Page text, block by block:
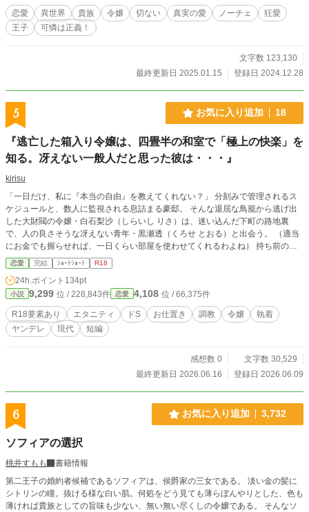
しい微修正が入ります。 「間を置いて二度美味しい」とご笑覧下さい。 ❇登場
人物のお名前が他作品とダダ被りしておりますが、皆様別人でございます。 ❇
相変わらずの100%妄想の産物です。妄想なので史実とは異なっております。 ❇
疲れたお心とお身体を妄想で癒やして頂けますと泳ぎ甲斐があります。 ❇座右
の銘は「知らないことは書けない」「嘘をつくなら最後まで」
恋愛 異世界 貴族 令嬢 切ない 真実の愛 ノーチェ
狂愛
王子
可憐は正義！
文字数 123,130
最終更新日 2025.01.15
登録日 2024.12.28
5 お気に入り追加 18
『逃亡した箱入り令嬢は、四畳半の和室で「極上の快楽」を
知る。冴えない一般人だと思った彼は・・・』
kirisu
「一日だけ、私に『本当の自由』を教えてくれない？」 分刻みで管理されるス
ケジュールと、数人に監視される息詰まる豪邸。 そんな退屈な鳥籠から逃げ出
した大財閥の令嬢・白石梨沙（しらいし りさ）は、迷い込んだ下町の路地裏
で、人の良さそうな冴えない青年・黒瀬透（くろせ とおる）と出会う。 （適当
にお金でも握らせれば、一日くらい部屋を使わせてくれるわよね） 持ち前の高
飛車な態度で彼を「チョロい男」と見下し、梨沙は黒瀬の住む古い四畳半のアパ
ートへ強引に上がり込んだ。 ボロボロの畳でむさ苦しい部屋に顔をしかめつつ
も、彼が淹れてくれた温かいお茶と、追っ手から逃げ切れた安心感から、梨沙は
令嬢らしからぬ無防備な姿で深い眠りに落ちてしまう。 ――しかし、彼女は気
づいていなかった。 一般人に紛れるために着ていたつもりだった服が、最高級
の純白シルクであることも。 そして、目の前で優しく微笑んでいた青年が、裏
社会のVIPたちがこぞって標的の「躾（しつけ）」を依頼する、伝説のドS調教
一変していた。 「庶民のフリ」をしていた高級ワンピースは無惨に引き裂か
当の自由』を、この部屋でたっぷりと教えてあげる」 逃げ場のない四畳半の密
室。ザラつく麻縄と大黒柱。 これは、たった一日の自由を求めた高慢な令嬢
が、絶対的な支配者の手によって心も体もトロトロに作り変えられていく、極上
の休日の記録。
恋愛 完結 ｼｮｰﾄｼｮｰﾄ R18
24h.ポイント 134pt
小説 9,299 位 / 228,843件 恋愛 4,108 位 / 66,375件
R18要素あり エタニティ ドS お仕置き 調教 令嬢
執着
ヤンデレ
現代 短編
感想数 0
文字数 30,529
最終更新日 2026.06.16
登録日 2026.06.09
6 お気に入り追加 3,732
ソフィアの選択
桃井すもも
書籍情報
第二王子の婚約者候補であるソフィアは、侯爵家の三女である。 淡い金の髪に
シトリンの瞳。抜ける様な白い肌。何処をどう見ても薄らぼんやりとした、色も
薄ければ貴族としての旨味も少ない、無い無い尽くしの令嬢である。 そんなソ